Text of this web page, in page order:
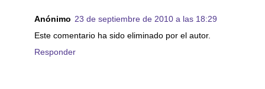
Anónimo 23 de septiembre de 2010 a las 18:29
Este comentario ha sido eliminado por el autor.
Responder